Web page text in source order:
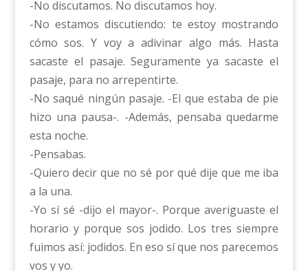
-No discutamos. No discutamos hoy.
-No estamos discutiendo: te estoy mostrando
cómo sos. Y voy a adivinar algo más. Hasta
sacaste el pasaje. Seguramente ya sacaste el
pasaje, para no arrepentirte.
-No saqué ningún pasaje. -El que estaba de pie
hizo una pausa-. -Además, pensaba quedarme
esta noche.
-Pensabas.
-Quiero decir que no sé por qué dije que me iba
a la una.
-Yo sí sé -dijo el mayor-. Porque averiguaste el
horario y porque sos jodido. Los tres siempre
fuimos así: jodidos. En eso sí que nos parecemos
vos y yo.